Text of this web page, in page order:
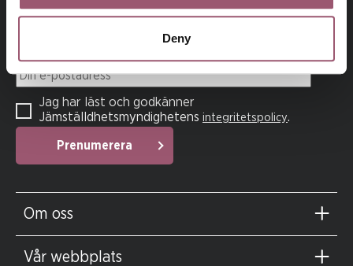
Deny
Prenumerera på vårt nyhetsbrev
Din e-postadress
Prenumerera
Jag har läst och godkänner
Jämställdhetsmyndighetens integritetspolicy.
Om oss
Vår webbplats